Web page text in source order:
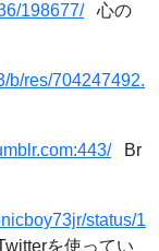
198677/心の
b/res/704247492.
Br
status/1
を使ってい